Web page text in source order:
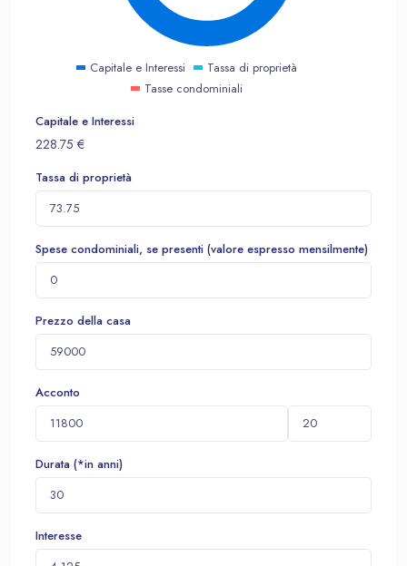
Capitale e Interessi
Tassa di proprietà
Tasse condominiali
Capitale e Interessi
228.75 €
Tassa di proprietà
Spese condominiali, se presenti (valore espresso mensilmente)
Prezzo della casa
Acconto
Durata (*in anni)
Interesse